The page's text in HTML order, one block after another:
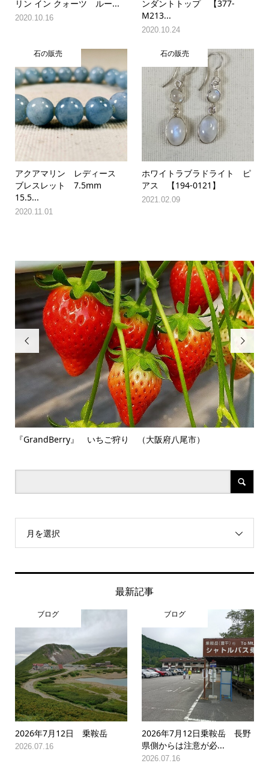
リン イン クォーツ ルー...
2020.10.16
ンダントトップ 【377-
M213...
2020.10.24
石の販売
アクアマリン レディース
ブレスレット 7.5mm
15.5...
2020.11.01
石の販売
ホワイトラブラドライト ピ
アス 【194-0121】
2021.02.09

『GrandBerry』 いちご狩り （大阪府八尾市）

月を選択
最新記事
ブログ
2026年7月12日 乗鞍岳
2026.07.16
ブログ
2026年7月12日乗鞍岳 長野
県側からは注意が必...
2026.07.16